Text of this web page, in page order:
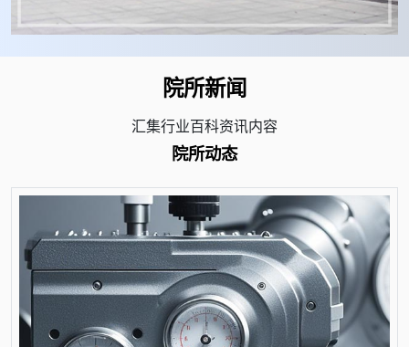
院所新闻
汇集行业百科资讯内容
院所动态